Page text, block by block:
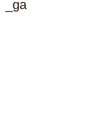
_ga